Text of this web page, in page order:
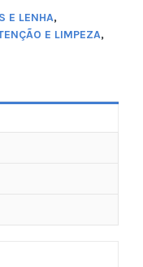
E LENHA,
E LIMPEZA,